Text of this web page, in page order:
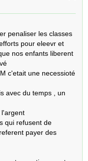
penaliser les classes
pour eleevr et
nos enfants liberent
c'etait une necessioté
avec du temps , un
l'argent
qui refusent de
payer des